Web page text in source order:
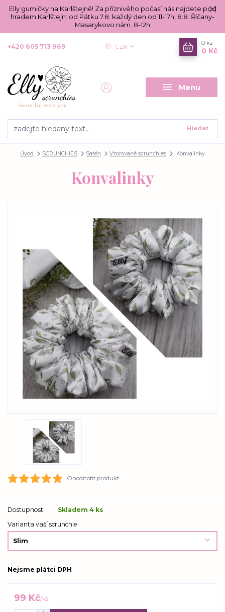
Elly gumičky na Karlštejně! Za příznivého počasí nás najdete pod
hradem Karlštejn: od Pátku 7.8. každý den od 11-17h, 8.8. Říčany-
Masarykovo nám. 8-12h
Menu
CZK
Hledat
+420 605 713 969
0 ks
0 Kč
Úvod SCRUNCHIES Satén Vzorované scrunchies Konvalinky
Konvalinky
Ohodnotit produkt
Dostupnost
Skladem 4 ks
Varianta vaší scrunchie
Nejsme plátci DPH
99 Kč/ks